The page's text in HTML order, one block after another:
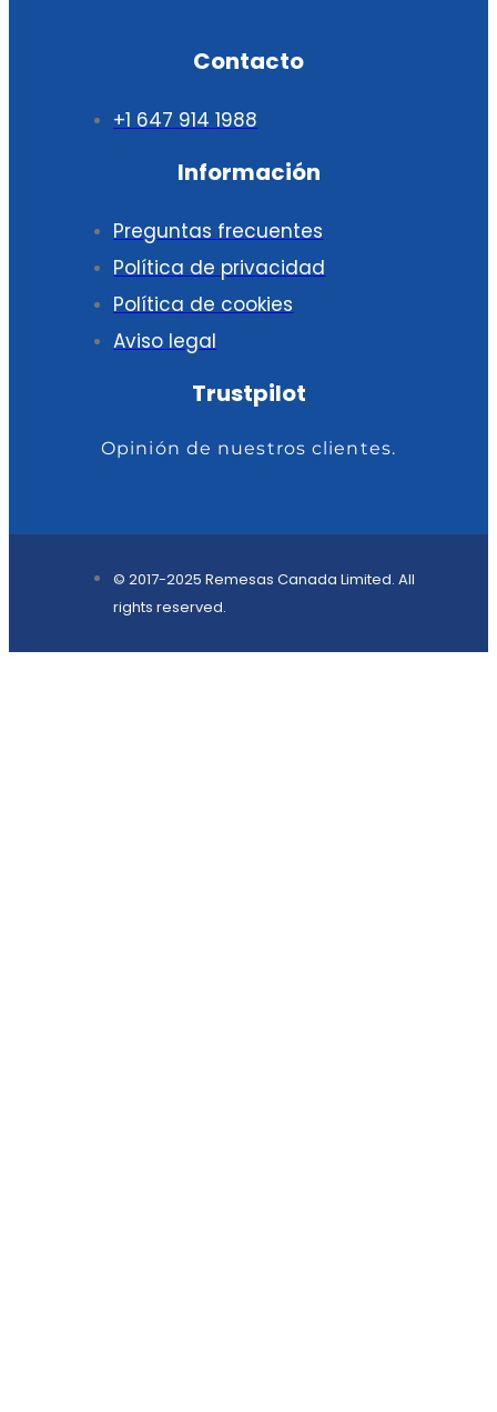
Contacto
+1 647 914 1988
Información
Preguntas frecuentes
Política de privacidad
Política de cookies
Aviso legal
Trustpilot
Opinión de nuestros clientes.
© 2017-2025 Remesas Canada Limited. All
rights reserved.